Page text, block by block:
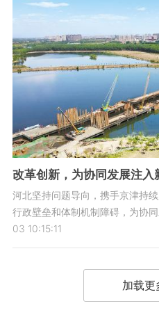
改革创新，为协同发展注入
河北坚持问题导向，携手京津持
行政壁垒和体制机制障碍，为协同
03 10:15:11
加载更